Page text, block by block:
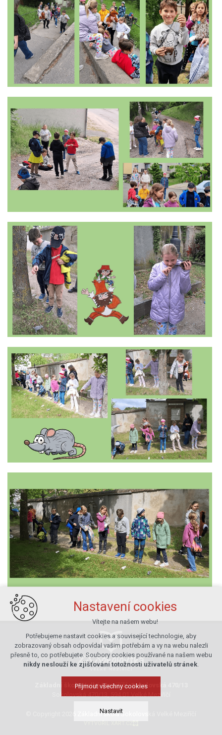
Základní škola Velké Meziříčí, Sokolovská 470/13
© Copyright 2026 Základní škola Sokolovská Velké Meziříčí
VYTVOŘIL XART.CZ
Nastavení cookies
Vítejte na našem webu!
Potřebujeme nastavit cookies a související technologie, aby
zobrazovaný obsah odpovídal vašim potřebám a vy na webu nalezli
přesně to, co potřebujete. Soubory cookies používané na našem webu
nikdy neslouží ke zjišťování totožnosti uživatelů stránek.
Přijmout všechny cookies
Nastavit